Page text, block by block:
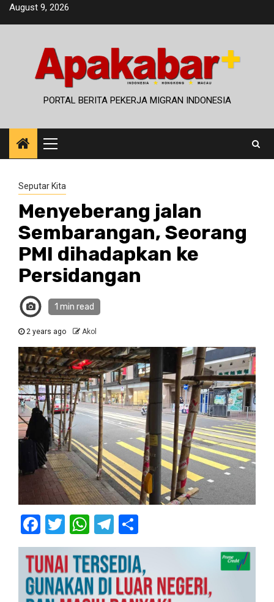
SkipAugust 9, 2026
PORTAL BERITA PEKERJA MIGRAN INDONESIA
Primary
Menu
Seputar Kita
Menyeberang jalan
Sembarangan, Seorang
PMI dihadapkan ke
Persidangan
1 min read
2 years ago Akol
Facebook
Twitter
WhatsApp
Telegram